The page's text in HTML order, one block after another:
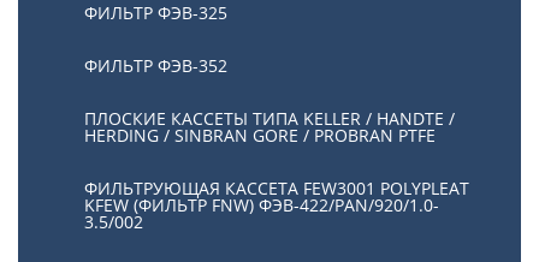
ФИЛЬТР ФЭВ-325
ФИЛЬТР ФЭВ-352
ПЛОСКИЕ КАССЕТЫ ТИПА KELLER / HANDTE /
HERDING / SINBRAN GORE / PROBRAN PTFE
ФИЛЬТРУЮЩАЯ КАССЕТА FEW3001 POLYPLEAT
KFEW (ФИЛЬТР FNW) ФЭВ-422/PAN/920/1.0-
3.5/002